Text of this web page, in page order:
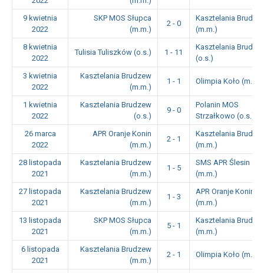
9 kwietnia
2022
SKP MOS Słupca
(m.m.)
2 - 0
Kasztelania
(m.m.)
8 kwietnia
2022
Tulisia Tuliszków (o.s.) 1 - 11
Kasztelania
(o.s.)
3 kwietnia
2022
Kasztelania Brudzew
(m.m.)
1 - 1 Olimpia Koło (m.m.)
1 kwietnia
2022
Kasztelania Brudzew
(o.s.)
9 - 0
Polanin MOS
Strzałkowo (o.s.)
26 marca
2022
APR Oranje Konin
(m.m.)
2 - 1
Kasztelania
(m.m.)
28 listopada
2021
Kasztelania Brudzew
(m.m.)
1 - 5
SMS APR Ślesin
(m.m.)
27 listopada
2021
Kasztelania Brudzew
(m.m.)
1 - 3
APR Oranje Konin
(m.m.)
13 listopada
2021
SKP MOS Słupca
(m.m.)
5 - 1
Kasztelania
(m.m.)
6 listopada
2021
Kasztelania Brudzew
(m.m.)
2 - 1 Olimpia Koło (m.m.)